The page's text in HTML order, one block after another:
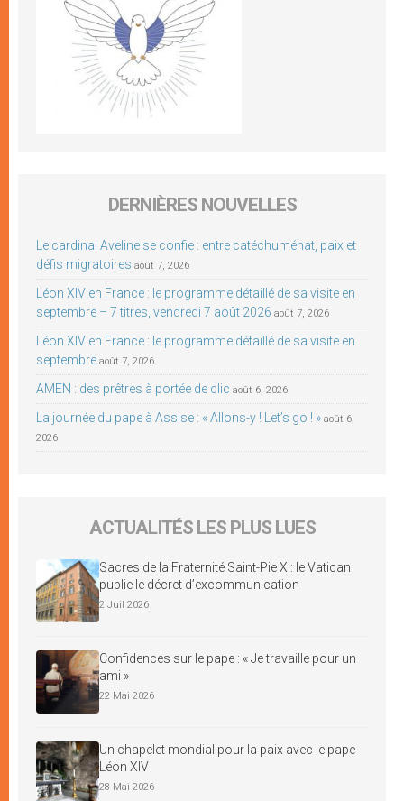
DERNIÈRES NOUVELLES
Le cardinal Aveline se confie : entre catéchuménat, paix et
défis migratoires août 7, 2026
Léon XIV en France : le programme détaillé de sa visite en
septembre – 7 titres, vendredi 7 août 2026 août 7, 2026
Léon XIV en France : le programme détaillé de sa visite en
septembre août 7, 2026
AMEN : des prêtres à portée de clic août 6, 2026
La journée du pape à Assise : « Allons-y ! Let’s go ! » août 6,
2026
ACTUALITÉS LES PLUS LUES
Sacres de la Fraternité Saint-Pie X : le Vatican
publie le décret d’excommunication
2 Juil 2026
Confidences sur le pape : « Je travaille pour un
ami »
22 Mai 2026
Un chapelet mondial pour la paix avec le pape
Léon XIV
28 Mai 2026